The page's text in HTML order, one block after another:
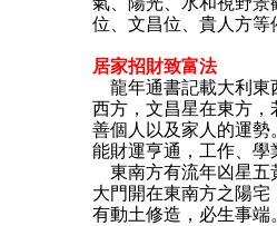
位、文昌位、貴人方
居家招財致富法
龍年通書記載大利東
西方，文昌星在東方
善個人以及家人的運
能財運亨通，工作、學
東南方有流年凶星五
大門開在東南方之陽
有動土修造，必生事端